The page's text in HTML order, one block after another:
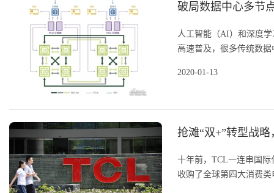
破局数据中心多节
人工智能（AI）和深度
高速普及，很多传统数
2020-01-13
抢滩“双+”转型战
十年前，TCL一连串国
收购了全球第四大消费